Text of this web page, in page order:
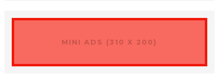
MINI ADS (310 X 200)